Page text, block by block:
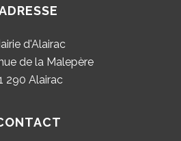
d'Alairac
de la Malepère
290 Alairac